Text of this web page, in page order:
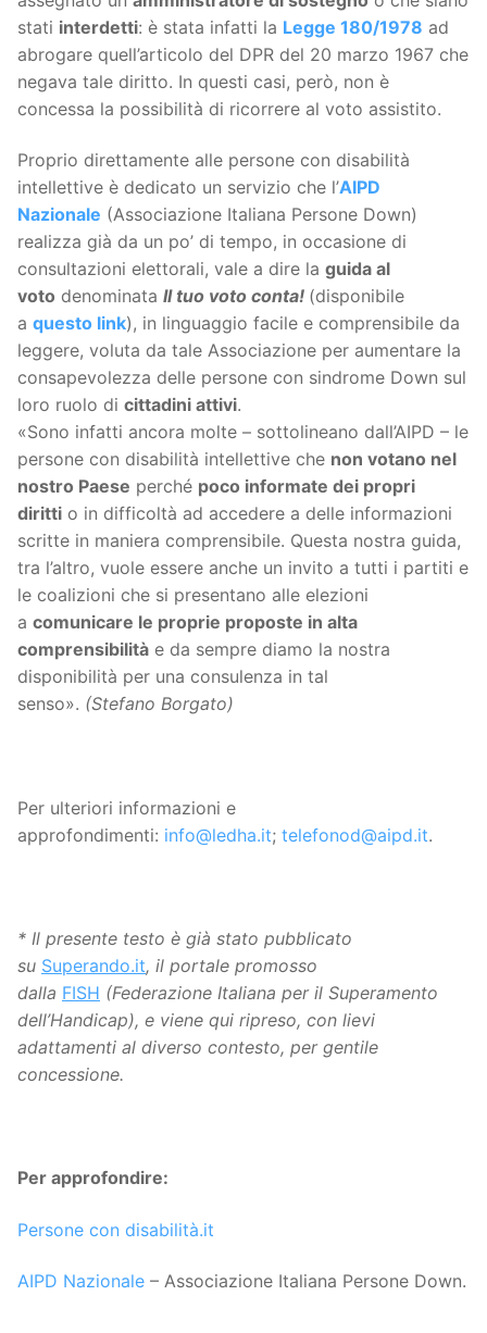
stati interdetti: è stata infatti la Legge 180/1978 ad
abrogare quell’articolo del DPR del 20 marzo 1967 che
negava tale diritto. In questi casi, però, non è
concessa la possibilità di ricorrere al voto assistito.
Proprio direttamente alle persone con disabilità
intellettive è dedicato un servizio che l’AIPD
Nazionale (Associazione Italiana Persone Down)
realizza già da un po’ di tempo, in occasione di
consultazioni elettorali, vale a dire la guida al
voto denominata Il tuo voto conta! (disponibile
a questo link), in linguaggio facile e comprensibile da
leggere, voluta da tale Associazione per aumentare la
consapevolezza delle persone con sindrome Down sul
loro ruolo di cittadini attivi.
«Sono infatti ancora molte – sottolineano dall’AIPD – le
persone con disabilità intellettive che non votano nel
nostro Paese perché poco informate dei propri
diritti o in difficoltà ad accedere a delle informazioni
scritte in maniera comprensibile. Questa nostra guida,
tra l’altro, vuole essere anche un invito a tutti i partiti e
le coalizioni che si presentano alle elezioni
a comunicare le proprie proposte in alta
comprensibilità e da sempre diamo la nostra
disponibilità per una consulenza in tal
senso». (Stefano Borgato)
Per ulteriori informazioni e
approfondimenti: info@ledha.it; telefonod@aipd.it.
* Il presente testo è già stato pubblicato
su Superando.it, il portale promosso
dalla FISH (Federazione Italiana per il Superamento
dell’Handicap), e viene qui ripreso, con lievi
adattamenti al diverso contesto, per gentile
concessione.
Per approfondire:
Persone con disabilità.it
AIPD Nazionale – Associazione Italiana Persone Down.